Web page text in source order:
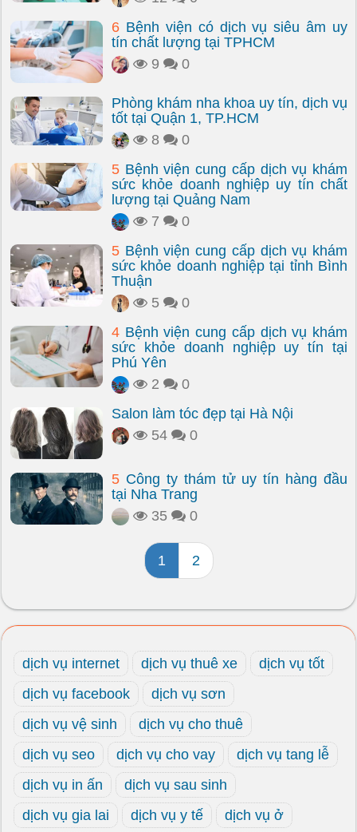
6 Bệnh viện có dịch vụ siêu âm uy
tín chất lượng tại TPHCM
9
0
Phòng khám nha khoa uy tín, dịch vụ
tốt tại Quận 1, TP.HCM
8
0
5 Bệnh viện cung cấp dịch vụ khám
sức khỏe doanh nghiệp uy tín chất
lượng tại Quảng Nam
7
0
5 Bệnh viện cung cấp dịch vụ khám
sức khỏe doanh nghiệp tại tỉnh Bình
Thuận
5
0
4 Bệnh viện cung cấp dịch vụ khám
sức khỏe doanh nghiệp uy tín tại
Phú Yên
2
0
Salon làm tóc đẹp tại Hà Nội
54
0
5 Công ty thám tử uy tín hàng đầu
tại Nha Trang
35
0
1 2
dịch vụ internet dịch vụ thuê xe
dịch vụ tốt
dịch vụ facebook
dịch vụ sơn
dịch vụ vệ sinh
dịch vụ cho thuê
dịch vụ seo
dịch vụ cho vay
dịch vụ tang lễ
dịch vụ in ấn
dịch vụ sau sinh
dịch vụ gia lai
dịch vụ y tế
dịch vụ ở